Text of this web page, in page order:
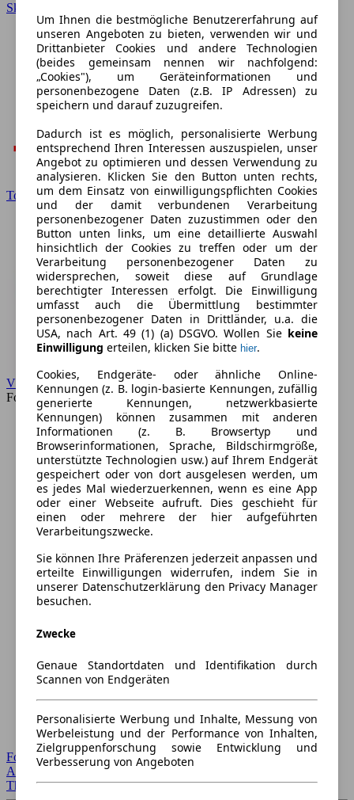
Skoda
Toyota
VW
Forum
Forum Startseite
Alle Auto-Foren
Themen-Forum
Um Ihnen die bestmögliche Benutzererfahrung auf
unseren Angeboten zu bieten, verwenden wir und
Drittanbieter Cookies und andere Technologien
(beides gemeinsam nennen wir nachfolgend:
„Cookies"), um Geräteinformationen und
personenbezogene Daten (z.B. IP Adressen) zu
speichern und darauf zuzugreifen.
Dadurch ist es möglich, personalisierte Werbung
entsprechend Ihren Interessen auszuspielen, unser
Angebot zu optimieren und dessen Verwendung zu
analysieren. Klicken Sie den Button unten rechts,
um dem Einsatz von einwilligungspflichten Cookies
und der damit verbundenen Verarbeitung
personenbezogener Daten zuzustimmen oder den
Button unten links, um eine detaillierte Auswahl
hinsichtlich der Cookies zu treffen oder um der
Verarbeitung personenbezogener Daten zu
widersprechen, soweit diese auf Grundlage
berechtigter Interessen erfolgt. Die Einwilligung
umfasst auch die Übermittlung bestimmter
personenbezogener Daten in Drittländer, u.a. die
USA, nach Art. 49 (1) (a) DSGVO. Wollen Sie keine
Einwilligung erteilen, klicken Sie bitte hier.
Cookies, Endgeräte- oder ähnliche Online-
Kennungen (z. B. login-basierte Kennungen, zufällig
generierte Kennungen, netzwerkbasierte
Kennungen) können zusammen mit anderen
Informationen (z. B. Browsertyp und
Browserinformationen, Sprache, Bildschirmgröße,
unterstützte Technologien usw.) auf Ihrem Endgerät
gespeichert oder von dort ausgelesen werden, um
es jedes Mal wiederzuerkennen, wenn es eine App
oder einer Webseite aufruft. Dies geschieht für
einen oder mehrere der hier aufgeführten
Verarbeitungszwecke.
Sie können Ihre Präferenzen jederzeit anpassen und
erteilte Einwilligungen widerrufen, indem Sie in
unserer Datenschutzerklärung den Privacy Manager
besuchen.
Zwecke
Genaue Standortdaten und Identifikation durch
Scannen von Endgeräten
Personalisierte Werbung und Inhalte, Messung von
Werbeleistung und der Performance von Inhalten,
Zielgruppenforschung sowie Entwicklung und
Verbesserung von Angeboten